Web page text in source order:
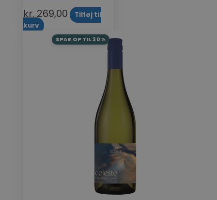
kr. 269,00
Tilføj til
kurv
SPAR OP TIL 30%